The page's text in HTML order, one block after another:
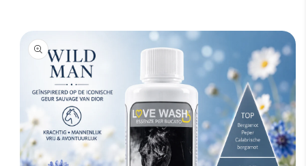
Passer aux
informations
produits